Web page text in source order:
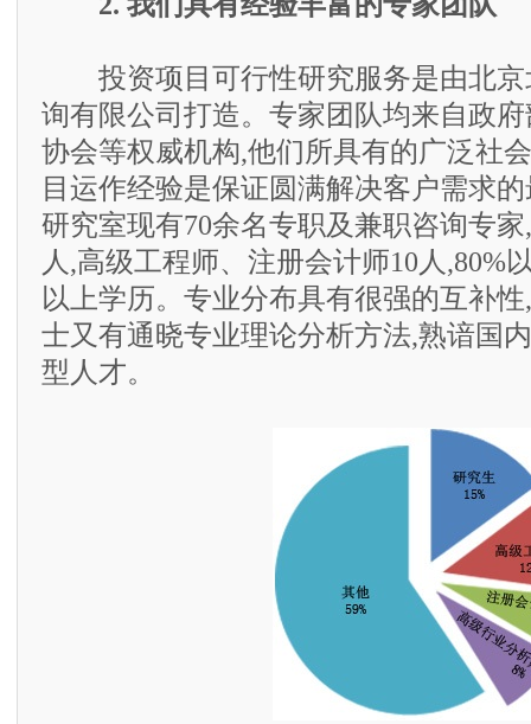
投资项目可行性研究服务是由北京
询有限公司打造。专家团队均来自政
协会等权威机构,他们所具有的广泛社
目运作经验是保证圆满解决客户需求
研究室现有70余名专职及兼职咨询专
人,高级工程师、注册会计师10人,80%
以上学历。专业分布具有很强的互补
士又有通晓专业理论分析方法,熟谙国
型人才。